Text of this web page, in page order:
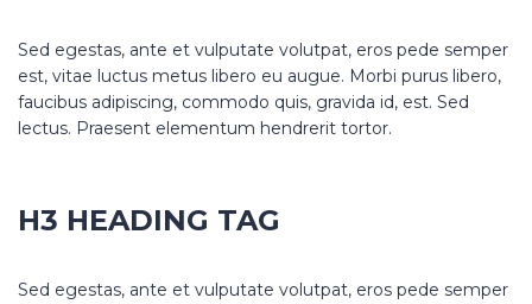
Sed egestas, ante et vulputate volutpat, eros pede semper
est, vitae luctus metus libero eu augue. Morbi purus libero,
faucibus adipiscing, commodo quis, gravida id, est. Sed
lectus. Praesent elementum hendrerit tortor.
H3 HEADING TAG
Sed egestas, ante et vulputate volutpat, eros pede semper